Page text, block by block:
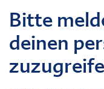
Bitte
deinen